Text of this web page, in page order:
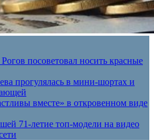
посоветовал носить красные
прогулялась в мини-шортах и
вместе» в откровенном виде
71-летие топ-модели на видео